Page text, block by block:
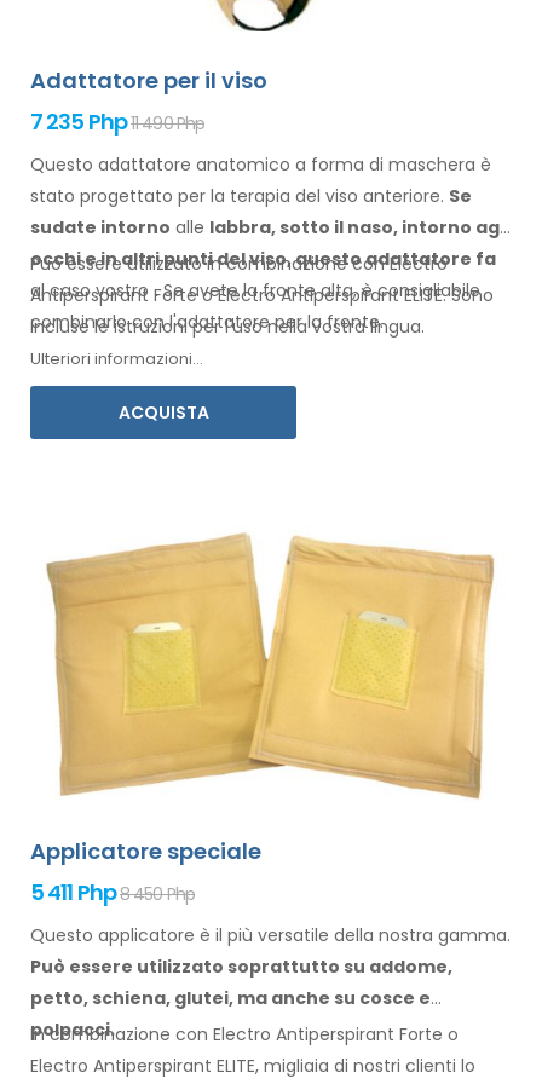
Adattatore per il viso
7 235 Php11 490 Php
Questo adattatore anatomico a forma di maschera è
stato progettato per la terapia del viso anteriore. Se
sudate intorno alle labbra, sotto il naso, intorno agli
occhie in altri puntidel viso, questo adattatore fa
al caso vostro . Se avetela fronte alta, è consigliabile
combinarlocon l'adattatore perla fronte.
Può essere utilizzato in combinazione con Electro
Antiperspirant Forte o Electro Antiperspirant ELITE. Sono
incluse le istruzioni per l'uso nella vostralingua.
Ulteriori informazioni...
ACQUISTA
Applicatore speciale
5 411 Php8 450 Php
Questo applicatore è il più versatile della nostra gamma.
Può essere utilizzato soprattutto su addome,
petto, schiena, glutei, ma anche su cosce e
polpacci.
In combinazione con Electro Antiperspirant Forte o
Electro Antiperspirant ELITE, migliaia di nostri clienti lo